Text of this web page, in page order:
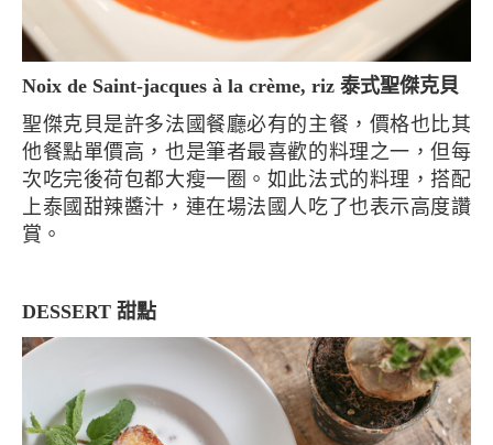
Noix de Saint-jacques à la crème, riz 泰式聖傑克貝
聖傑克貝是許多法國餐廳必有的主餐，價格也比其
他餐點單價高，也是筆者最喜歡的料理之一，但每
次吃完後荷包都大瘦一圈。如此法式的料理，搭配
上泰國甜辣醬汁，連在場法國人吃了也表示高度讚
賞。
DESSERT 甜點